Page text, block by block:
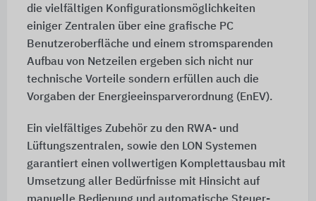
die vielfältigen Konfigurationsmöglichkeiten
einiger Zentralen über eine grafische PC
Benutzeroberfläche und einem stromsparenden
Aufbau von Netzeilen ergeben sich nicht nur
technische Vorteile sondern erfüllen auch die
Vorgaben der Energieeinsparverordnung (EnEV).
Ein vielfältiges Zubehör zu den RWA- und
Lüftungszentralen, sowie den LON Systemen
garantiert einen vollwertigen Komplettausbau mit
Umsetzung aller Bedürfnisse mit Hinsicht auf